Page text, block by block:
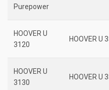
Purepower
HOOVER U
3120
HOOVER U
HOOVER U
3130
HOOVER U